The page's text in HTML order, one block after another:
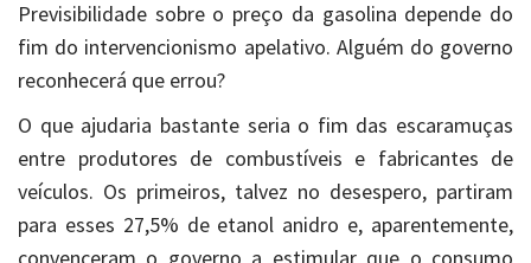
Previsibilidade sobre o preço da gasolina depende do
fim do intervencionismo apelativo. Alguém do governo
reconhecerá que errou?
O que ajudaria bastante seria o fim das escaramuças
entre produtores de combustíveis e fabricantes de
veículos. Os primeiros, talvez no desespero, partiram
para esses 27,5% de etanol anidro e, aparentemente,